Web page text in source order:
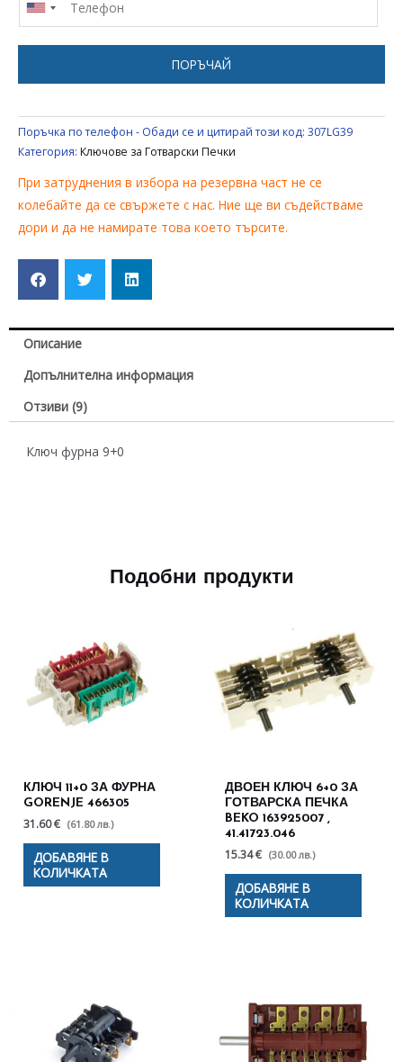
UNIVERSAL
ПОРЪЧАЙ
Поръчка по телефон - Обади се и цитирай този код: 307LG39
Категория: Ключове за Готварски Печки
При затруднения в избора на резервна част не се
колебайте да се свържете с нас. Ние ще ви съдействаме
дори и да не намирате това което търсите.
Описание
Допълнителна информация
Отзиви (9)
Ключ фурна 9+0
Подобни продукти
КЛЮЧ 11+0 ЗА ФУРНА
GORENJE 466305
31.60 € (61.80 лв.)
ДОБАВЯНЕ В
КОЛИЧКАТА
ДВОЕН КЛЮЧ 6+0 ЗА
ГОТВАРСКА ПЕЧКА
BEKO 163925007 ,
41.41723.046
15.34 € (30.00 лв.)
ДОБАВЯНЕ В
КОЛИЧКАТА